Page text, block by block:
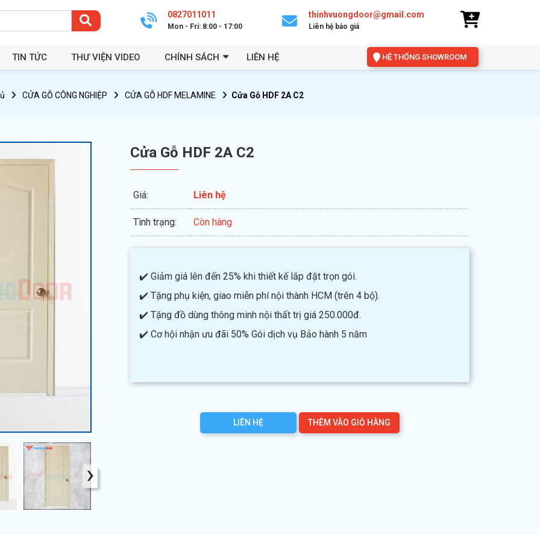
0827011011
Mon - Fri: 8:00 - 17:00
thinhvuongdoor@gmail.com
Liên hệ báo giá
TIN TỨC THƯ VIỆN VIDEO CHÍNH SÁCH LIÊN HỆ HỆ THỐNG SHOWROOM
CỬA GỖ CÔNG NGHIỆP CỬA GỖ HDF MELAMINE Cửa Gỗ HDF 2A C2
›
Cửa Gỗ HDF 2A C2
Giá: Liên hệ
Tình trạng: Còn hàng
✔️ Giảm giá lên đến 25% khi thiết kế lắp đặt trọn gói.
✔️ Tặng phụ kiện, giao miễn phí nội thành HCM (trên 4 bộ).
✔️ Tặng đồ dùng thông minh nội thất trị giá 250.000đ.
✔️ Cơ hội nhận ưu đãi 50% Gói dịch vụ Bảo hành 5 năm
LIÊN HỆ THÊM VÀO GIỎ HÀNG